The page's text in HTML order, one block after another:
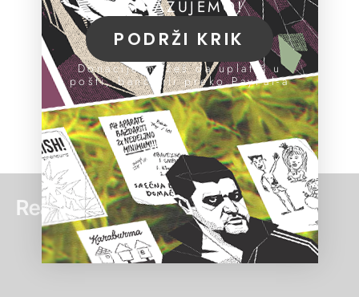
Read more:
ISTRAŽUJEMO!
PODRŽI KRIK
Donacije možeš da uplatiš u
pošti, banci ili preko PayPal-a